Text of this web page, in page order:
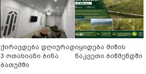
ქირავდება დღიურად
3 ოთახიანი ბინა
ბათუმში
იყიდება მიწის
ნაკვეთი ბიწმენდში